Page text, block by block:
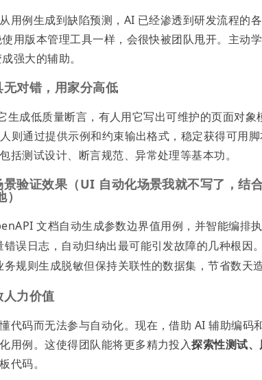
用例生成到缺陷预测，AI 已经渗透到研发流程的
用版本管理工具一样，会很快被团队甩开。主动
强大的辅助。
对错，用家分高低
成低质量断言，有人用它写出可维护的页面对象
则通过提供示例和约束输出格式，稳定获得可用
测试设计、断言规范、异常处理等基本功。
验证效果（UI 自动化场景我就不写了，结
）
文档自动生成参数边界值用例，并智能编排执
误日志，自动归纳出最可能引发故障的几种根因。
务规则生成脱敏但保持关联性的数据集，节省数天
力价值
代码而无法参与自动化。现在，借助 AI 辅助编码
用例。这使得团队能将更多精力投入探索性测试
代码。